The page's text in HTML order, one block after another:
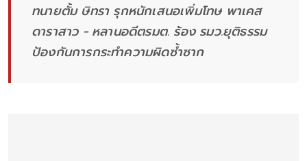
ทนายตั้ม ษิทรา รุกหนักเสนอเพิ่มโทษ พาเคส
ดาราสาว - หลานอดีตรมต. ร้อง รมว.ยุติธรรม
ป้องกันการกระทำความผิดซ้ำซาก